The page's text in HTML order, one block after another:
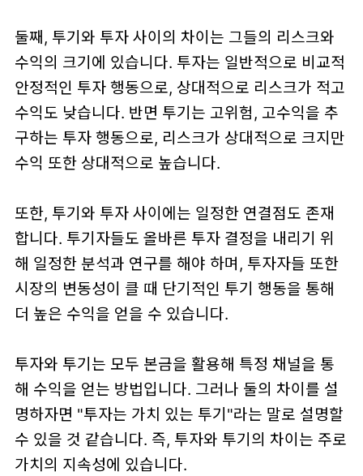
둘째, 투기와 투자 사이의 차이는 그들의 리스크와
수익의 크기에 있습니다. 투자는 일반적으로 비교적
안정적인 투자 행동으로, 상대적으로 리스크가 적고
수익도 낮습니다. 반면 투기는 고위험, 고수익을 추
구하는 투자 행동으로, 리스크가 상대적으로 크지만
수익 또한 상대적으로 높습니다.
또한, 투기와 투자 사이에는 일정한 연결점도 존재
합니다. 투기자들도 올바른 투자 결정을 내리기 위
해 일정한 분석과 연구를 해야 하며, 투자자들 또한
시장의 변동성이 클 때 단기적인 투기 행동을 통해
더 높은 수익을 얻을 수 있습니다.
투자와 투기는 모두 본금을 활용해 특정 채널을 통
해 수익을 얻는 방법입니다. 그러나 둘의 차이를 설
명하자면 "투자는 가치 있는 투기"라는 말로 설명할
수 있을 것 같습니다. 즉, 투자와 투기의 차이는 주로
가치의 지속성에 있습니다.